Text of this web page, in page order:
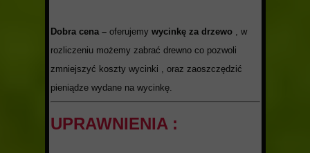
Dobra cena – oferujemy wycinkę za drzewo , w
rozliczeniu możemy zabrać drewno co pozwoli
zmniejszyć koszty wycinki , oraz zaoszczędzić
pieniądze wydane na wycinkę.
UPRAWNIENIA :